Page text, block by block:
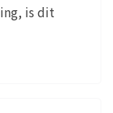
is dit